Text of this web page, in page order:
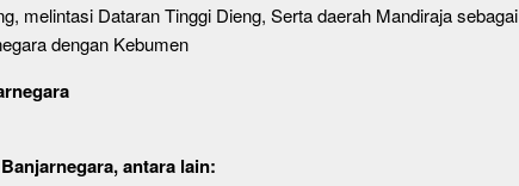
melintasi Dataran Tinggi Dieng, Serta daerah Mandiraja sebagai
dengan Kebumen
antara lain: